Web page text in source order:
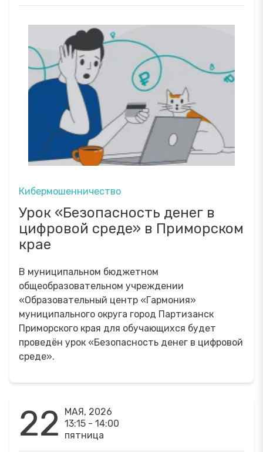
Кибермошенничество
Урок «Безопасность денег в
цифровой среде» в Приморском
крае
В муниципальном бюджетном
общеобразовательном учреждении
«Образовательный центр «Гармония»
муниципального округа город Партизанск
Приморского края для обучающихся будет
проведён урок «Безопасность денег в цифровой
среде».
22
МАЯ, 2026
13:15 - 14:00
пятница